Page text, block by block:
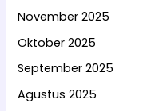
November 2025
Oktober 2025
September 2025
Agustus 2025